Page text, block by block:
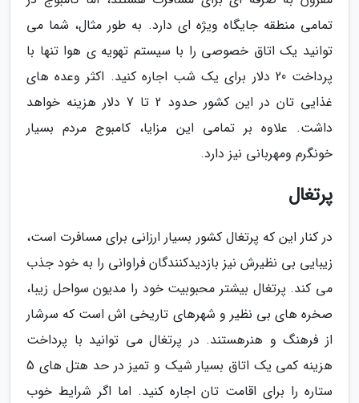
تمامی منطقه جایگاه ویژه ای دارد. به طور مثال، شما می
توانید یک اتاق خصوصی را با سیستم تهویه ی هوا تنها با
پرداخت 20 دلار برای یک شب اجاره کنید. اکثر وعده های
غذایی تان در این کشور حدود 2 تا 7 دلار هزینه خواهد
داشت. علاوه بر تمامی این مزایا، کامبوج مردم بسیار
خونگرم ومهربانی نیز دارد.
پرتغال
در کنار این که پرتغال کشور بسیار ارزانی برای مسافرت است،
زیبایی بی نظیرش نیز بازدیدکنندگان فراوانی را به خود جذب
می کند. پرتغال بیشتر محبوبیت خود را مدیون سواحل زیبا،
صخره های بی نظیر و شهرهای تاریخی اش است که سرشار
از فرهنگ و هنرهستند. در پرتغال می توانید با پرداخت
هزینه کمی یک اتاق بسیار شیک و تمیز در حد هتل های 5
ستاره را برای اقامت تان اجاره کنید. اما اگر شرایط خوب